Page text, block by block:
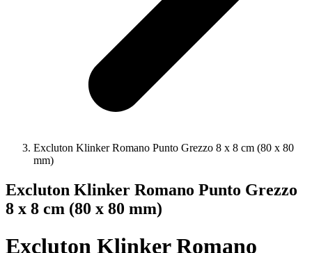
Excluton Klinker Romano Punto Grezzo 8 x 8 cm (80 x 80
mm)
Excluton Klinker Romano Punto Grezzo
8 x 8 cm (80 x 80 mm)
Excluton Klinker Romano